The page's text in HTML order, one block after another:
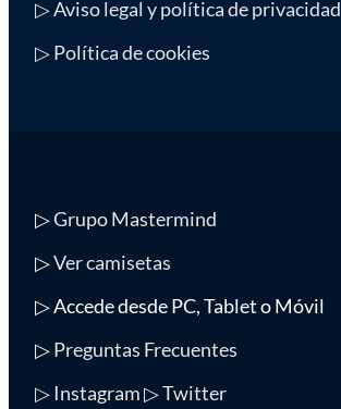
▷ Aviso legal y política de privacidad
▷ Política de cookies
▷Grupo Mastermind
▷Ver camisetas
▷ Accede desde PC, Tablet o Móvil
▷Preguntas Frecuentes
▷ Instagram▷ Twitter